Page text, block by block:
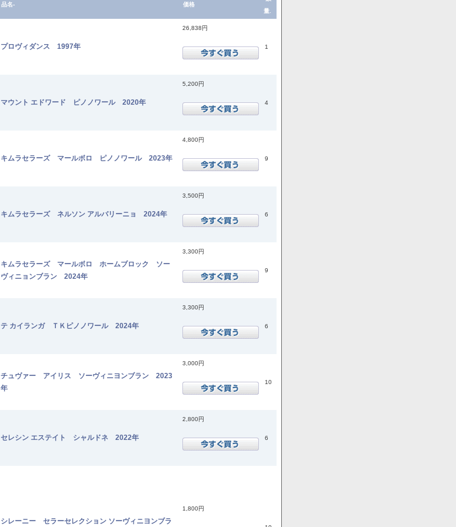
品名- 価格
量.
プロヴィダンス 1997年
26,838円
1
マウント エドワード ピノノワール 2020年
5,200円
4
キムラセラーズ マールボロ ピノノワール 2023年
4,800円
9
キムラセラーズ ネルソン アルバリーニョ 2024年
3,500円
6
キムラセラーズ マールボロ ホームブロック ソー
ヴィニョンブラン 2024年
3,300円
9
テ カイランガ ＴＫピノノワール 2024年
3,300円
6
チュヴァー アイリス ソーヴィニヨンブラン 2023
年
3,000円
10
セレシン エステイト シャルドネ 2022年
2,800円
6
シレーニー セラーセレクション ソーヴィニヨンブラ
1,800円